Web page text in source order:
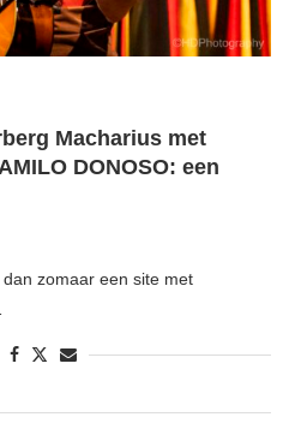
Macharius met
DONOSO: een
zomaar een site met